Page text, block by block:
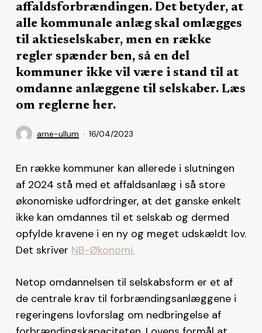
affaldsforbrændingen. Det betyder, at
alle kommunale anlæg skal omlægges
til aktieselskaber, men en række
regler spænder ben, så en del
kommuner ikke vil være i stand til at
omdanne anlæggene til selskaber. Læs
om reglerne her.
arne-ullum 16/04/2023
En række kommuner kan allerede i slutningen
af 2024 stå med et affaldsanlæg i så store
økonomiske udfordringer, at det ganske enkelt
ikke kan omdannes til et selskab og dermed
opfylde kravene i en ny og meget udskældt lov.
Det skriver NB-Økonomi.
Netop omdannelsen til selskabsform er et af
de centrale krav til forbrændingsanlæggene i
regeringens lovforslag om nedbringelse af